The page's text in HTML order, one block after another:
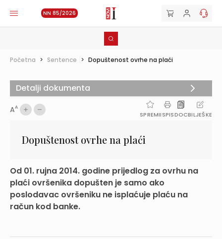
NN 85/2026
Početna > Sentence > Dopuštenost ovrhe na plaći
AA
SPREMIISPISDOCBILJEŠKE
Dopuštenost ovrhe na plaći
Od 01. rujna 2014. godine prijedlog za ovrhu na
plaći ovršenika dopušten je samo ako
poslodavac ovršeniku ne isplaćuje plaću na
račun kod banke.
Detalji dokumenta